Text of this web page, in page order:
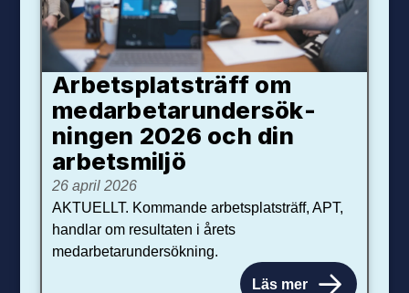
Arbetsplats­träff om
med­arbetar­under­sök­
ningen 2026 och din
arbets­miljö
26 april 2026
AKTUELLT. Kommande arbetsplatsträff, APT,
handlar om resultaten i årets
medarbetarundersökning.
Läs mer